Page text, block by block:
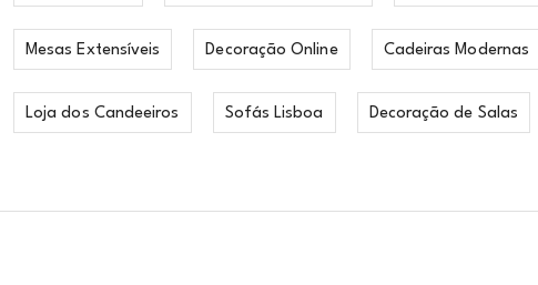
Mesas Extensíveis Decoração Online Cadeiras Modernas
Loja dos Candeeiros Sofás Lisboa Decoração de Salas